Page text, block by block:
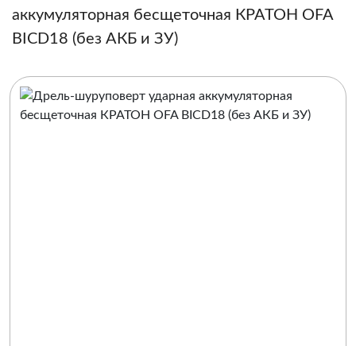
аккумуляторная бесщеточная КРАТОН OFA
BICD18 (без АКБ и ЗУ)